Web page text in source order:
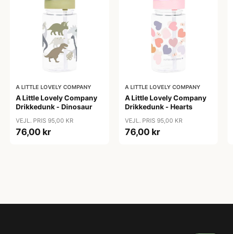
A LITTLE LOVELY COMPANY
A Little Lovely Company
Drikkedunk - Dinosaur
VEJL. PRIS 95,00 KR
76,00 kr
A LITTLE LOVELY COMPANY
A Little Lovely Company
Drikkedunk - Hearts
VEJL. PRIS 95,00 KR
76,00 kr